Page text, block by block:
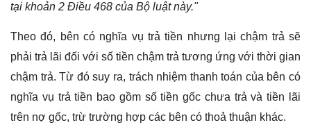
tại khoản 2 Điều 468 của Bộ luật này."
Theo đó, bên có nghĩa vụ trả tiền nhưng lại chậm trả sẽ
phải trả lãi đối với số tiền chậm trả tương ứng với thời gian
chậm trả. Từ đó suy ra, trách nhiệm thanh toán của bên có
nghĩa vụ trả tiền bao gồm số tiền gốc chưa trả và tiền lãi
trên nợ gốc, trừ trường hợp các bên có thoả thuận khác.